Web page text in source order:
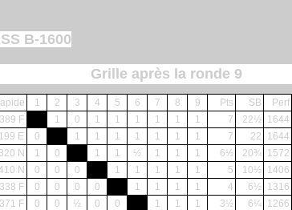
B-1600
Grille après la ronde 9
1 2 3 4 5 6 7 8 9 Pts SB
Perf
F 1 0 1 1 1 1 1 1 7 22½ 1644
E 0 1 1 1 1 1 1 1 7 22
1644
N 1 0 1 1 ½ 1 1 1 6½ 20¾ 1572
N 0 0 0 1 1 1 1 1 5 10½ 1406
F 0 0 0 0 1 1 1 1 4 6½ 1316
F 0 0 ½ 0 0 1 1 1 3½ 6¼ 1266